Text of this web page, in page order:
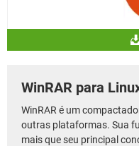
WinRAR para
WinRAR é um
outras plataformas. Sua
mais que seu principal